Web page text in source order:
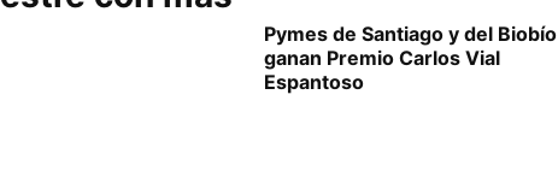
Pymes de Santiago y del Biobío
ganan Premio Carlos Vial
Espantoso